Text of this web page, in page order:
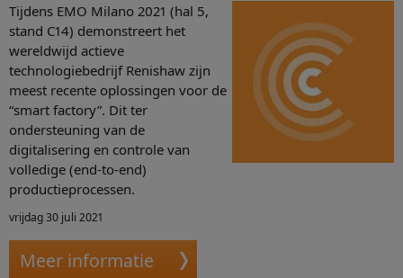
Tijdens EMO Milano 2021 (hal 5,
stand C14) demonstreert het
wereldwijd actieve
technologiebedrijf Renishaw zijn
meest recente oplossingen voor de
“smart factory”. Dit ter
ondersteuning van de
digitalisering en controle van
volledige (end-to-end)
productieprocessen.
vrijdag 30 juli 2021
Meer informatie